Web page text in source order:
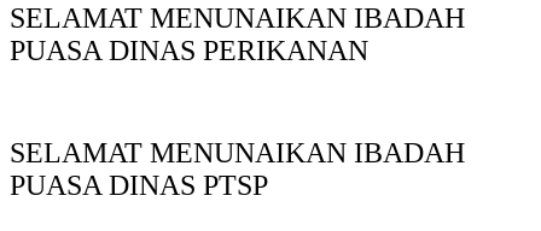
SELAMAT MENUNAIKAN IBADAH
PUASA DINAS PERIKANAN
SELAMAT MENUNAIKAN IBADAH
PUASA DINAS PTSP